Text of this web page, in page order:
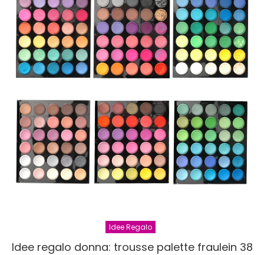
puntata
di
stasera
giovedì
10
Idee Regalo
Idee regalo donna: trousse palette fraulein 38